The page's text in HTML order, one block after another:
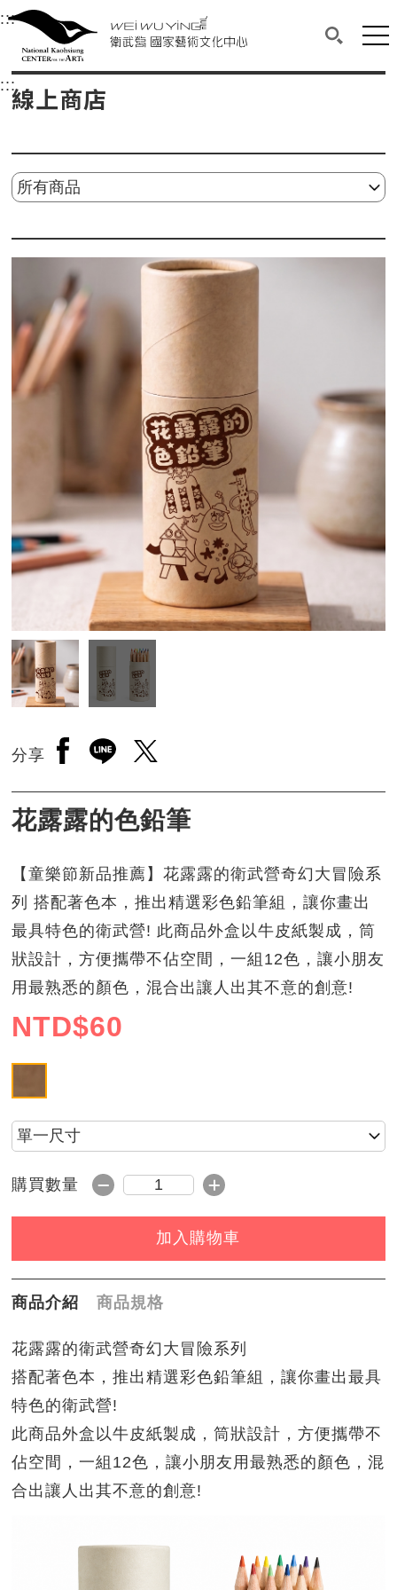
衛武營國家藝術文化中心
中央內容區塊，為本頁主要內容區。
:::選單連結區塊，此區塊列有本網站主要連結。
衛武營國家藝術文化中心
搜尋(開
網
:::中央內容區塊，為本頁主要內容區。
線上商店
請選擇
分享 另開新視窗分享至facebook
另開新視窗分享至line
另開新視窗分享至twitter
花露露的色鉛筆
【童樂節新品推薦】花露露的衛武營奇幻大冒險系
列 搭配著色本，推出精選彩色鉛筆組，讓你畫出
最具特色的衛武營! 此商品外盒以牛皮紙製成，筒
狀設計，方便攜帶不佔空間，一組12色，讓小朋友
用最熟悉的顏色，混合出讓人出其不意的創意!
NTD$60
請選擇尺寸
購買數量 減1購買數量 加1
加入購物車
商品介紹 商品規格
花露露的衛武營奇幻大冒險系列
搭配著色本，推出精選彩色鉛筆組，讓你畫出最具
特色的衛武營!
此商品外盒以牛皮紙製成，筒狀設計，方便攜帶不
佔空間，一組12色，讓小朋友用最熟悉的顏色，混
合出讓人出其不意的創意!